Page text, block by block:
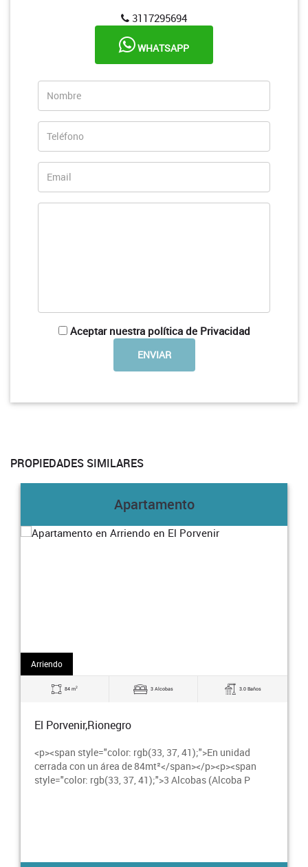
3117295694
WHATSAPP
Aceptar nuestra política de Privacidad
PROPIEDADES SIMILARES
Apartamento
Arriendo
84 m2 3 Alcobas 3.0 Baños
El Porvenir,Rionegro
<p><span style="color: rgb(33, 37, 41);">En unidad
cerrada con un área de 84mt²</span></p><p><span
style="color: rgb(33, 37, 41);">3 Alcobas (Alcoba P